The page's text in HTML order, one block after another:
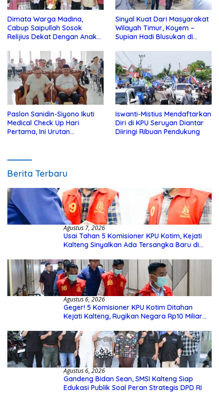
Dimata Warga Madina,
Cabup Saipullah Sosok
Relijius Dekat Dengan Anak
Sinyal Kuat Dari Masyarakat
Wilayah Timur, Koyem –
Supian Hadi Blusukan di
Paslon Sanidin-Siyono Ikuti
Medical Check Up Hari
Pertama, Ini Urutan
Iswanti-Mistius Mendaftarkan
Diri di KPU Seruyan Diantar
Diiringi Ribuan Pendukung
Berita Terbaru
Agustus 7, 2026
Usai Tahan 5 Komisioner KPU Kotim, Kejati
Kalteng Sinyalkan Ada Tersangka Baru di
Agustus 6, 2026
Geger! 5 Komisioner KPU Kotim Ditahan
Kejati Kalteng, Rugikan Negara Rp10 Miliar
Agustus 6, 2026
Gandeng Bidan Sean, SMSI Kalteng Siap
Edukasi Publik Soal Peran Strategis DPD RI